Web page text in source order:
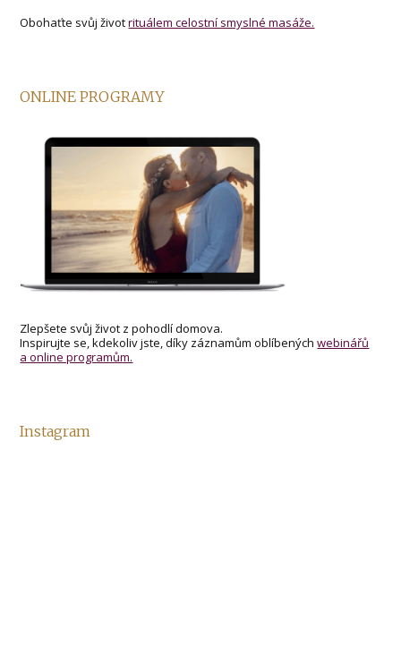
Obohaťte svůj životrituálem celostní smyslné masáže.
ONLINE PROGRAMY
Zlepšete svůj život z pohodlí domova.
Inspirujte se, kdekoliv jste, díky záznamům oblíbenýchwebinářů
a online programům.
Instagram